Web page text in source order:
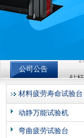
公司公告
钻
钻
材料疲劳寿命试验台
动静万能试验机
弯曲疲劳试验台